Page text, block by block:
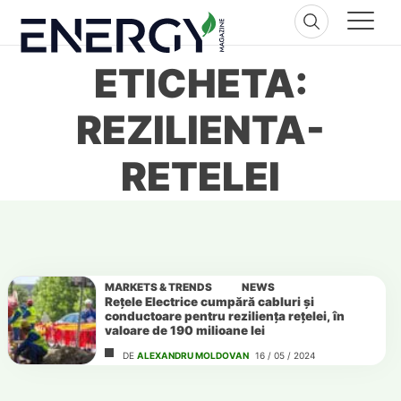
content
ETICHETA:
REZILIENTA-
RETELEI
MARKETS & TRENDS NEWS
Rețele Electrice cumpără cabluri și
conductoare pentru reziliența rețelei, în
valoare de 190 milioane lei
DE ALEXANDRU MOLDOVAN 16 / 05 / 2024